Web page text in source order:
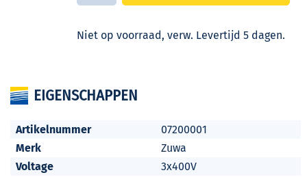
Niet op voorraad, verw. Levertijd 5 dagen.
EIGENSCHAPPEN
Artikelnummer
07200001
Merk
Zuwa
Voltage
3x400V